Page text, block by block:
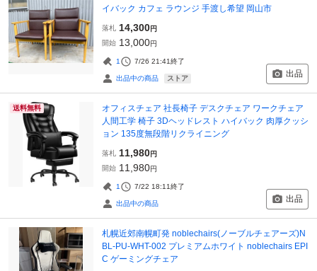
イバック カフェ ラウンジ 手渡し希望 岡山市
落札 14,300円
開始 13,000円
1 7/26 21:41終了
出品中の商品 ストア 出品
送料無料
オフィスチェア 社長椅子 デスクチェア ワークチェア
人間工学 椅子 3Dヘッドレスト ハイバック 肉厚クッシ
ョン 135度無段階リクライニング
落札 11,980円
開始 11,980円
1 7/22 18:11終了
出品中の商品 出品
札幌近郊南幌町発 noblechairs(ノーブルチェアーズ)N
BL-PU-WHT-002 プレミアムホワイト noblechairs EPI
C ゲーミングチェア